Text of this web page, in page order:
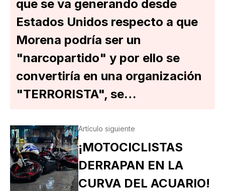
que se va generando desde
Estados Unidos respecto a que
Morena podría ser un
"narcopartido" y por ello se
convertiría en una organización
"TERRORISTA", se…
Artículo siguiente
¡MOTOCICLISTAS
DERRAPAN EN LA
CURVA DEL ACUARIO!